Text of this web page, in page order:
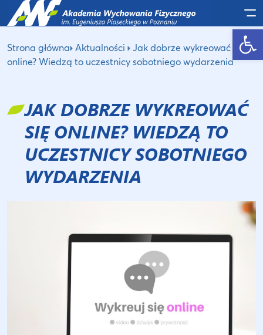
Otwórz pasek narzędzi
Strona główna Aktualności
Jak dobrze wykreować się
online? Wiedzą to uczestnicy sobotniego wydarzenia
JAK DOBRZE WYKREOWAĆ
SIĘ ONLINE? WIEDZĄ TO
UCZESTNICY SOBOTNIEGO
WYDARZENIA